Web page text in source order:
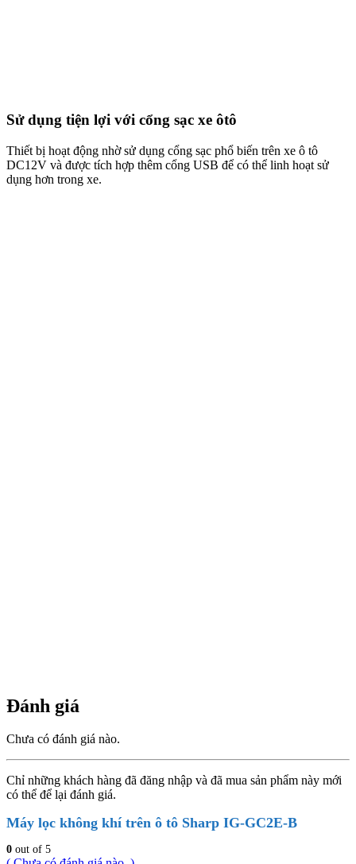
Sử dụng tiện lợi với cổng sạc xe ôtô
Thiết bị hoạt động nhờ sử dụng cổng sạc phổ biến trên xe ô tô
DC12V và được tích hợp thêm cổng USB để có thể linh hoạt sử
dụng hơn trong xe.
Đánh giá
Chưa có đánh giá nào.
Chỉ những khách hàng đã đăng nhập và đã mua sản phẩm này mới
có thể để lại đánh giá.
Máy lọc không khí trên ô tô Sharp IG-GC2E-B
0 out of 5